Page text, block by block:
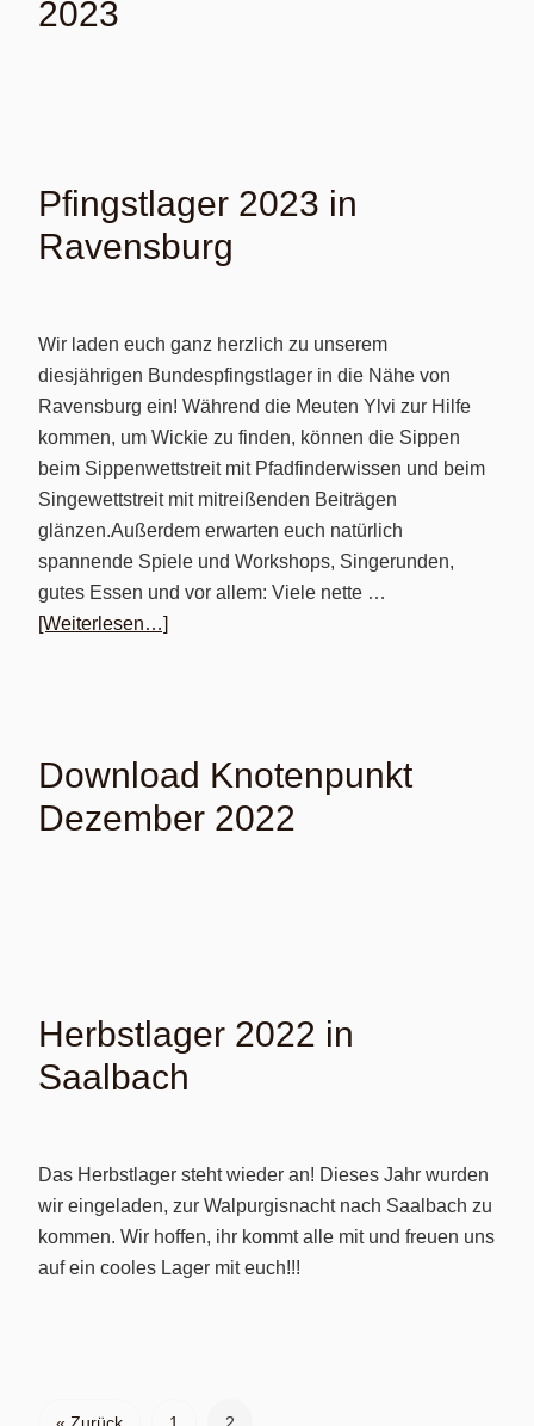
2023
Pfingstlager 2023 in
Ravensburg
Wir laden euch ganz herzlich zu unserem
diesjährigen Bundespfingstlager in die Nähe von
Ravensburg ein! Während die Meuten Ylvi zur Hilfe
kommen, um Wickie zu finden, können die Sippen
beim Sippenwettstreit mit Pfadfinderwissen und beim
Singewettstreit mit mitreißenden Beiträgen
glänzen.Außerdem erwarten euch natürlich
spannende Spiele und Workshops, Singerunden,
gutes Essen und vor allem: Viele nette …
[Weiterlesen…]
Download Knotenpunkt
Dezember 2022
Herbstlager 2022 in
Saalbach
Das Herbstlager steht wieder an! Dieses Jahr wurden
wir eingeladen, zur Walpurgisnacht nach Saalbach zu
kommen. Wir hoffen, ihr kommt alle mit und freuen uns
auf ein cooles Lager mit euch!!!